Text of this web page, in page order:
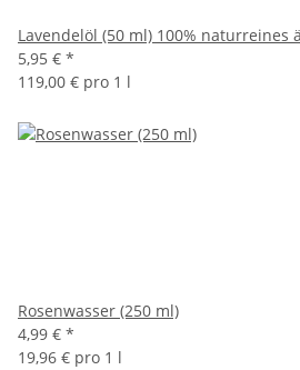
Lavendelöl (50 ml) 100% naturreines
5,95 € *
119,00 € pro 1 l
Rosenwasser (250 ml)
4,99 € *
19,96 € pro 1 l